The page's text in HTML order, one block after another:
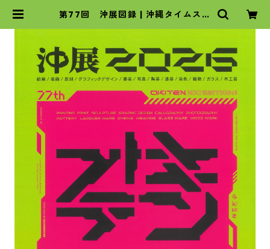
第77回 沖展図録 | 沖縄タイムスの